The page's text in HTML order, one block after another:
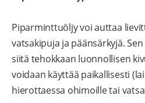
Piparminttuöljy voi auttaa
vatsakipuja ja päänsärkyjä.
siitä tehokkaan luonnollisen
voidaan käyttää paikallisesti
hierottaessa ohimoille tai